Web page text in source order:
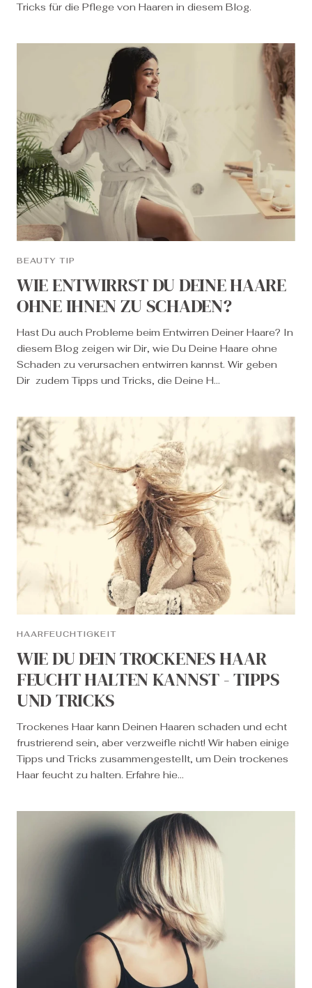
Tricks für die Pflege von Haaren in diesem Blog.
BEAUTY TIP
WIE ENTWIRRST DU DEINE HAARE
OHNE IHNEN ZU SCHADEN?
Hast Du auch Probleme beim Entwirren Deiner Haare? In
diesem Blog zeigen wir Dir, wie Du Deine Haare ohne
Schaden zu verursachen entwirren kannst. Wir geben
Dir zudem Tipps und Tricks, die Deine H...
HAARFEUCHTIGKEIT
WIE DU DEIN TROCKENES HAAR
FEUCHT HALTEN KANNST - TIPPS
UND TRICKS
Trockenes Haar kann Deinen Haaren schaden und echt
frustrierend sein, aber verzweifle nicht! Wir haben einige
Tipps und Tricks zusammengestellt, um Dein trockenes
Haar feucht zu halten. Erfahre hie...